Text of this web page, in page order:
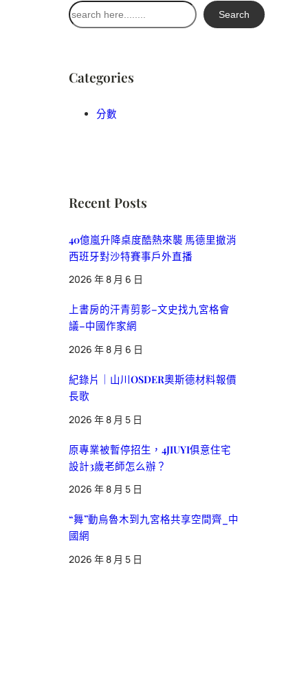
搜
尋
Search
Categories
分數
Recent Posts
40億嵐升降桌度酷熱來襲 馬德里撤消
西班牙對沙特賽事戶外直播
2026 年 8 月 6 日
上書房的汗青剪影–文史找九宮格會
議–中國作家網
2026 年 8 月 6 日
紀錄片｜山川OSDER奧斯德材料報價
長歌
2026 年 8 月 5 日
原專業被暫停招生，4JIUYI俱意住宅
設計3歲老師怎么辦？
2026 年 8 月 5 日
“舞”動烏魯木到九宮格共享空間齊_中
國網
2026 年 8 月 5 日